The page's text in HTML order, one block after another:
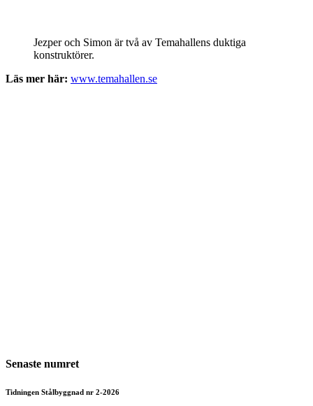
Jezper och Simon är två av Temahallens duktiga
konstruktörer.
Läs mer här: www.temahallen.se
Senaste numret
Tidningen Stålbyggnad nr 2-2026